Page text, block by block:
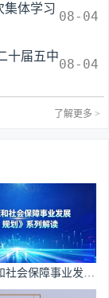
集体学习
08-04
十届五中
08-04
了解更多 >
创业”融
08-10
——《人
08-07
人员等职
07-07
07-02
社会保障事业发展
》系列解读